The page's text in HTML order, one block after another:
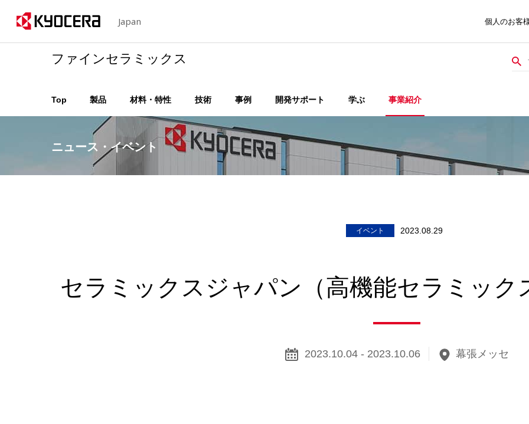
Japan 個人のお客
ファインセラミックス
Top 製品 材料・特性 技術 事例 開発サポート 学ぶ 事業紹介
ニュース・イベント
イベント 2023.08.29
セラミックスジャパン（高機能セラミック
2023.10.04 - 2023.10.06 幕張メッセ